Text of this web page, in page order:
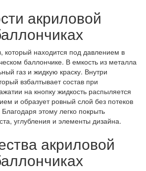
акриловой
который находится под давлением в
баллончике. В емкость из металла
газ и жидкую краску. Внутри
взбалтывает состав при
на кнопку жидкость распыляется
и образует ровный слой без потеков
этому легко покрыть
углубления и элементы дизайна.
акриловой